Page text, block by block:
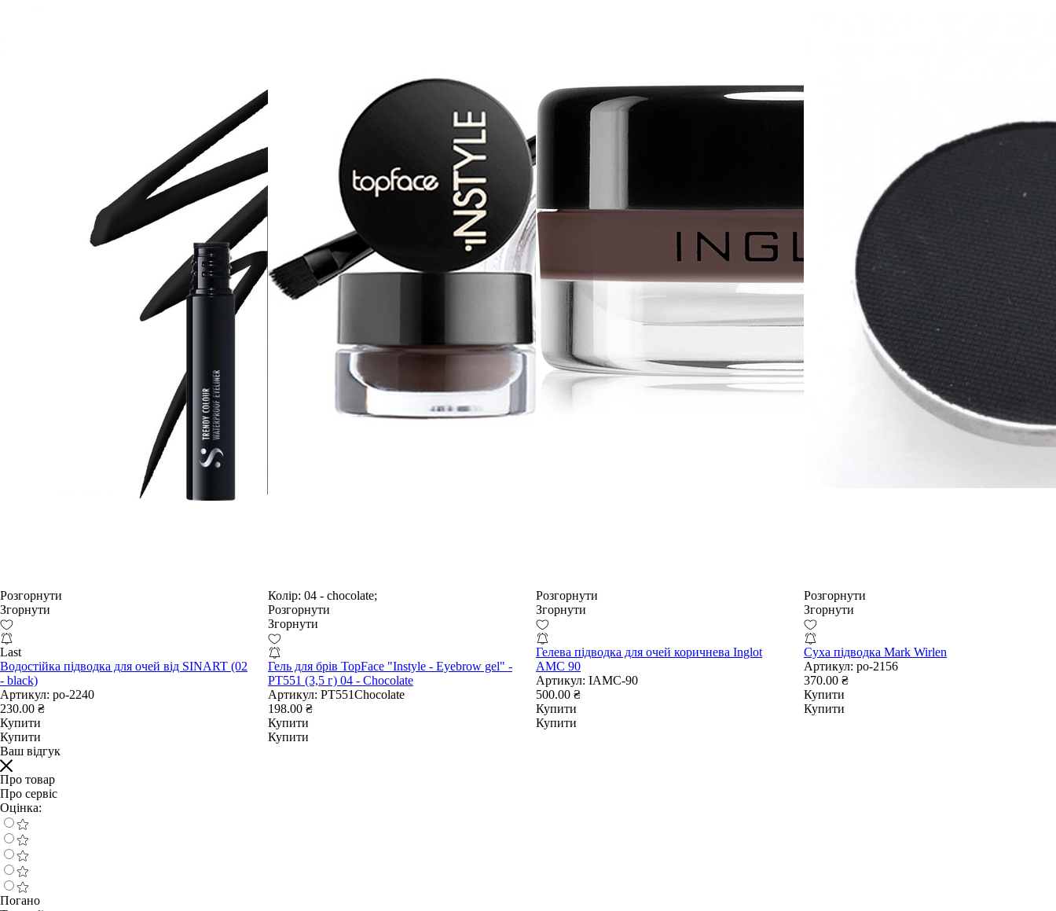
Розгорнути
Згорнути
Last
Водостійка підводка для очей від SINART (02
- black)
Артикул: po-2240
230.00 ₴
Купити
Купити
Колір: 04 - chocolate;
Розгорнути
Згорнути
Гель для брів TopFace "Instyle - Eyebrow gel" -
PT551 (3,5 г) 04 - Chocolate
Артикул: PT551Chocolate
198.00 ₴
Купити
Купити
Розгорнути
Згорнути
Гелева підводка для очей коричнева Inglot
AMC 90
Артикул: IAMC-90
500.00 ₴
Купити
Купити
Розгорнути
Згорнути
Суха підводка Mark Wirlen
Артикул: po-2156
370.00 ₴
Купити
Купити
Ваш відгук
Про товар
Про сервіс
Оцінка:
Погано